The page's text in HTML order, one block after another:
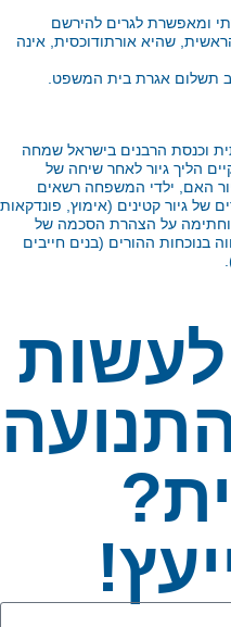
ומאפשרת לגרים להירשם
שהיא אורתודוכסית, אינה
תשלום אגרת בית המשפט.
וכנסת הרבנים בישראל שמחה
הליך גיור לאחר שיחה של
האם, ילדי המשפחה רשאים
גיור קטינים (אימוץ, פונדקאות
על הצהרת הסכמה של
בנוכחות ההורים ( בנים חייבים